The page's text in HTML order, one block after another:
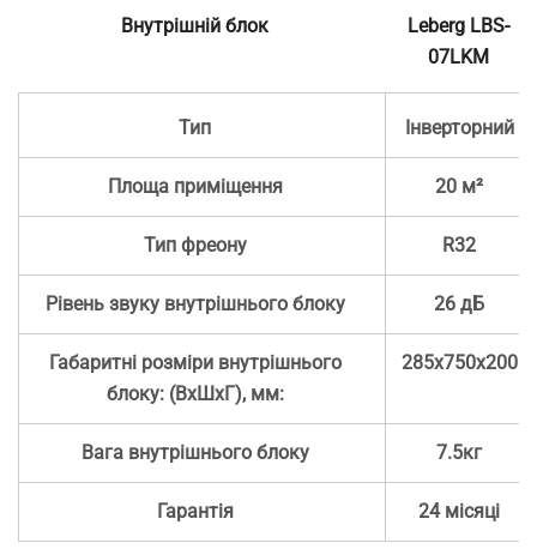
Внутрішній блок
Leberg LBS-
07LKM
Тип Інверторний
Площа приміщення 20 м²
Тип фреону R32
Рівень звуку внутрішнього блоку 26 дБ
Габаритні розміри внутрішнього
блоку: (ВхШхГ), мм:
285х750х200
Вага внутрішнього блоку 7.5кг
Гарантія 24 місяці